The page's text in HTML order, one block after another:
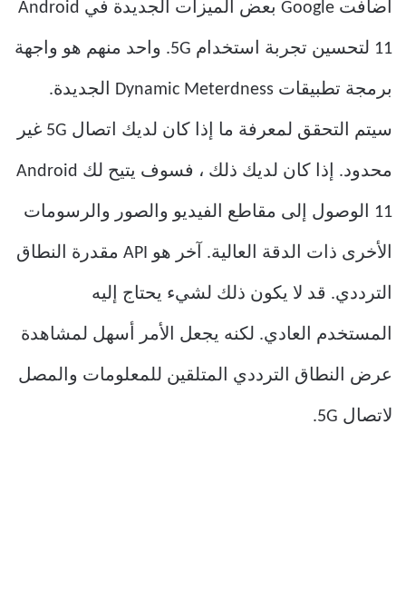
أضافت Google بعض الميزات الجديدة في Android
11 لتحسين تجربة استخدام 5G. واحد منهم هو واجهة
برمجة تطبيقات Dynamic Meterdness الجديدة.
سيتم التحقق لمعرفة ما إذا كان لديك اتصال 5G غير
محدود. إذا كان لديك ذلك ، فسوف يتيح لك Android
11 الوصول إلى مقاطع الفيديو والصور والرسومات
الأخرى ذات الدقة العالية. آخر هو API مقدرة النطاق
الترددي. قد لا يكون ذلك لشيء يحتاج إليه
المستخدم العادي. لكنه يجعل الأمر أسهل لمشاهدة
عرض النطاق الترددي المتلقين للمعلومات والمصل
لاتصال 5G.